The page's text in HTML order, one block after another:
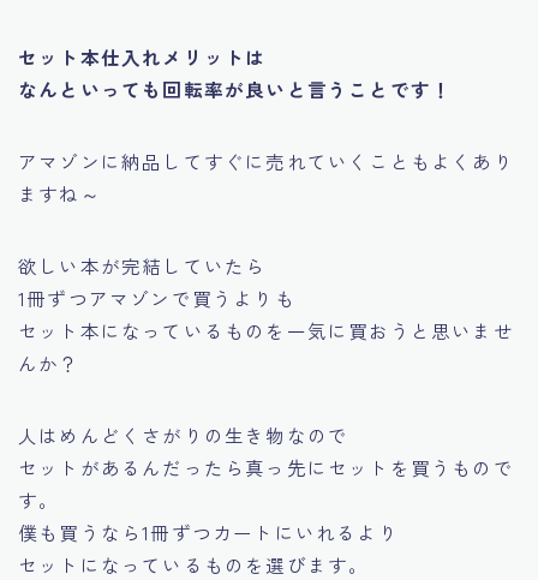
セット本仕入れメリットは
なんといっても回転率が良いと言うことです！
アマゾンに納品してすぐに売れていくこともよくあり
ますね～
欲しい本が完結していたら
1冊ずつアマゾンで買うよりも
セット本になっているものを一気に買おうと思いませ
んか？
人はめんどくさがりの生き物なので
セットがあるんだったら真っ先にセットを買うもので
す。
僕も買うなら1冊ずつカートにいれるより
セットになっているものを選びます。